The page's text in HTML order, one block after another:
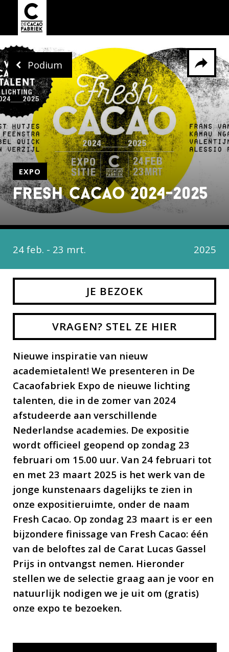
EXPO
fresh cacao 2024-2025
Delen via
Facebook Whatsapp X
Podium
Nieuwe inspiratie van nieuw
academietalent! We presenteren in De
Cacaofabriek Expo de nieuwe lichting
talenten, die in de zomer van 2024
afstudeerde aan verschillende
Nederlandse academies. De expositie
wordt officieel geopend op zondag 23
februari om 15.00 uur. Van 24 februari tot
en met 23 maart 2025 is het werk van de
jonge kunstenaars dagelijks te zien in
onze expositieruimte, onder de naam
Fresh Cacao. Op zondag 23 maart is er een
bijzondere finissage van Fresh Cacao: één
van de beloftes zal de Carat Lucas Gassel
Prijs in ontvangst nemen. Hieronder
stellen we de selectie graag aan je voor en
natuurlijk nodigen we je uit om (gratis)
onze expo te bezoeken.
24 feb. - 23 mrt. 2025
JE BEZOEK
VRAGEN? STEL ZE HIER